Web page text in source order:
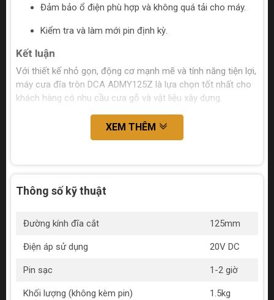
Đảm bảo ổ điện phù hợp và không quá tải cho máy.
Kiểm tra và làm mới pin định kỳ.
Kết luận
Với thiết kế nhỏ gọn, động cơ mạnh mẽ và tính năng tiện lợi,
máy cưa đĩa tròn DCA ADMY125Z là lựa chọn tốt nhất cho
khách hàng có nhu cầu cưa gỗ và vật liệu xây dựng.
XEM THÊM
Thông số kỹ thuật
Đường kính đĩa cắt 125mm
Điện áp sử dụng 20V DC
Pin sạc 1-2 giờ
Khối lượng (không kèm pin) 1.5kg